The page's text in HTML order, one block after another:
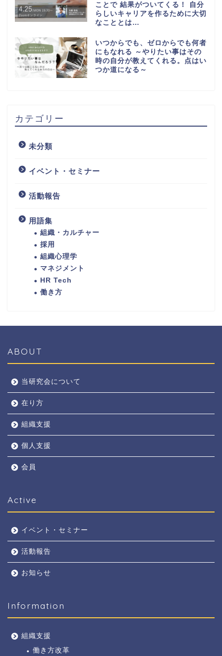
ことで 結果がついてくる！ 自分
らしいキャリアを作るために大切
なこととは…
いつからでも、ゼロからでも何者
にもなれる ～やりたい事はその
時の自分が教えてくれる。点はい
つか道になる～
カテゴリー
未分類
イベント・セミナー
活動報告
用語集
組織・カルチャー
採用
組織心理学
マネジメント
HR Tech
働き方
ABOUT
当研究会について
在り方
組織支援
個人支援
会員
Active
イベント・セミナー
活動報告
お知らせ
Information
組織支援
働き方改革